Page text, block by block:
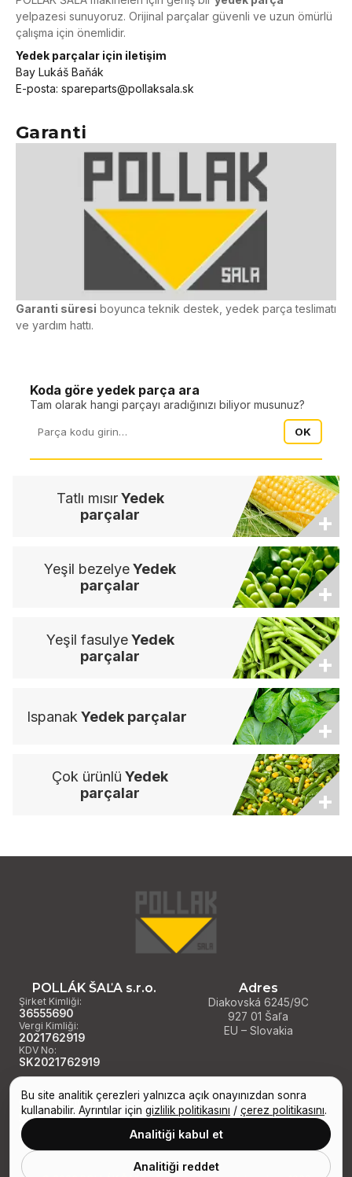
yelpazesi sunuyoruz. Orijinal parçalar güvenli ve uzun ömürlü
çalışma için önemlidir.
Yedek parçalar için iletişim
Bay Lukáš Baňák
E-posta: spareparts@pollaksala.sk
Garanti
Garanti süresi boyunca teknik destek, yedek parça teslimatı
ve yardım hattı.
Koda göre yedek parça ara
Tam olarak hangi parçayı aradığınızı biliyor musunuz?
OK
Tatlı mısır Yedek
parçalar
+
Yeşil bezelyeYedek
parçalar
+
Yeşil fasulye Yedek
parçalar
+
Ispanak Yedek parçalar +
Çok ürünlü Yedek
parçalar
+
POLLÁK ŠAĽA s.r.o.
Şirket Kimliği:
36555690
Vergi Kimliği:
2021762919
KDV No:
SK2021762919
Adres
Diakovská 6245/9C
927 01 Šaľa
EU – Slovakia
Gizlilik politikası
Çerez politikası
Çerez tercihleri
Bu site analitik çerezleri yalnızca açık onayınızdan sonra
kullanabilir. Ayrıntılar için gizlilik politikasını / çerez politikasını.
Analitiği reddet
Analitiği kabul et